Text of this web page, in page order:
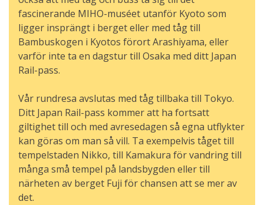
fascinerande MIHO-muséet utanför Kyoto som
ligger insprängt i berget eller med tåg till
Bambuskogen i Kyotos förort Arashiyama, eller
varför inte ta en dagstur till Osaka med ditt Japan
Rail-pass.
Vår rundresa avslutas med tåg tillbaka till Tokyo.
Ditt Japan Rail-pass kommer att ha fortsatt
giltighet till och med avresedagen så egna utflykter
kan göras om man så vill. Ta exempelvis tåget till
tempelstaden Nikko, till Kamakura för vandring till
många små tempel på landsbygden eller till
närheten av berget Fuji för chansen att se mer av
det.